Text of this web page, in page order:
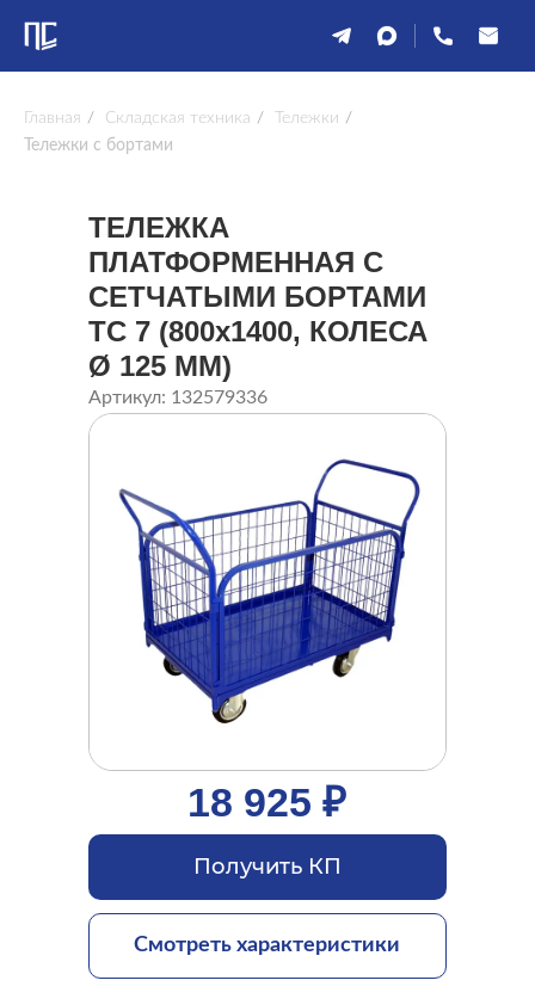
Главная / Складская техника / Тележки /
Тележки с бортами
ТЕЛЕЖКА
ПЛАТФОРМЕННАЯ С
СЕТЧАТЫМИ БОРТАМИ
ТС 7 (800x1400, КОЛЕСА
Ø 125 ММ)
Артикул: 132579336
18 925 ₽
Смотреть характеристики
Получить КП